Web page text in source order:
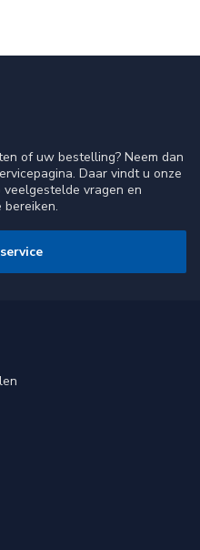
of uw bestelling? Neem dan
Daar vindt u onze
vragen en
bereiken.